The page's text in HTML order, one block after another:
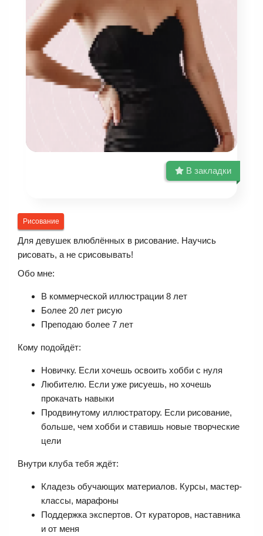
В закладки
Рисование
Для девушек влюблённых в рисование. Научись
рисовать, а не срисовывать!
Обо мне:
В коммерческой иллюстрации 8 лет
Более 20 лет рисую
Преподаю более 7 лет
Кому подойдёт:
Новичку. Если хочешь освоить хобби с нуля
Любителю. Если уже рисуешь, но хочешь
прокачать навыки
Продвинутому иллюстратору. Если рисование,
больше, чем хобби и ставишь новые творческие
цели
Внутри клуба тебя ждёт:
Кладезь обучающих материалов. Курсы, мастер-
классы, марафоны
Поддержка экспертов. От кураторов, наставника
и от меня